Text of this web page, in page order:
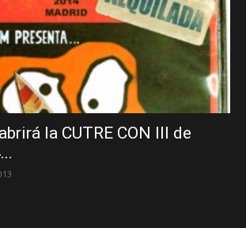
la CUTRE CON III de